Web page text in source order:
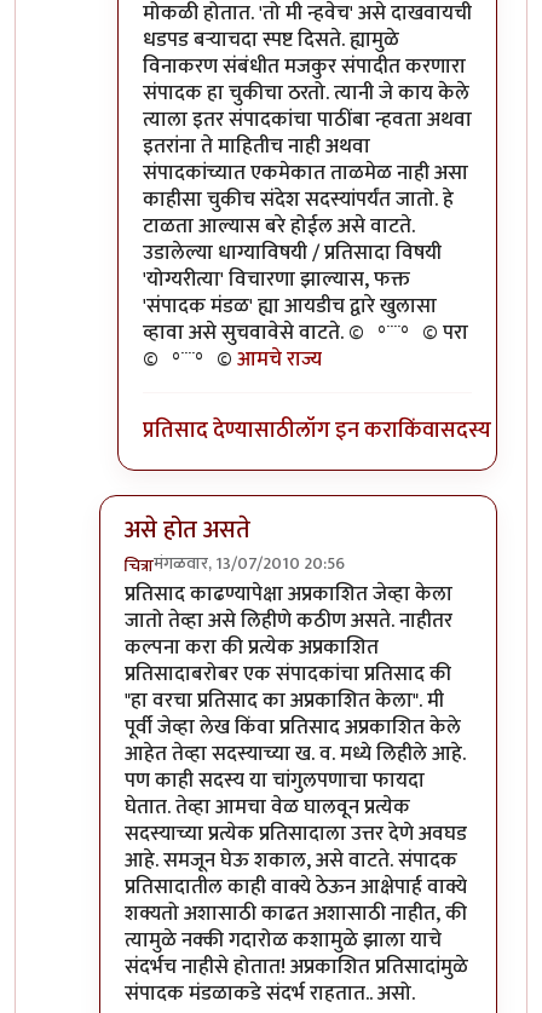
मोकळी होतात. 'तो मी न्हवेच' असे दाखवायची
धडपड बर्‍याचदा स्पष्ट दिसते. ह्यामुळे
विनाकरण संबंधीत मजकुर संपादीत करणारा
संपादक हा चुकीचा ठरतो. त्यानी जे काय केले
त्याला इतर संपादकांचा पाठींबा न्हवता अथवा
इतरांना ते माहितीच नाही अथवा
संपादकांच्यात एकमेकात ताळमेळ नाही असा
काहीसा चुकीच संदेश सदस्यांपर्यंत जातो. हे
टाळता आल्यास बरे होईल असे वाटते.
उडालेल्या धाग्याविषयी / प्रतिसादा विषयी
'योग्यरीत्या' विचारणा झाल्यास, फक्त
'संपादक मंडळ' ह्या आयडीच द्वारे खुलासा
व्हावा असे सुचवावेसे वाटते. ©º°¨¨°º© परा
©º°¨¨°º©आमचे राज्य
प्रतिसाद देण्यासाठीलॉग इन कराकिंवासदस्य व्हा
असे होत असते
चित्रामंगळवार, 13/07/2010 20:56
In reply toसहमत आहेbyलंबूटांग
प्रतिसाद काढण्यापेक्षा अप्रकाशित जेव्हा केला
जातो तेव्हा असे लिहीणे कठीण असते. नाहीतर
कल्पना करा की प्रत्येक अप्रकाशित
प्रतिसादाबरोबर एक संपादकांचा प्रतिसाद की
"हा वरचा प्रतिसाद का अप्रकाशित केला". मी
पूर्वी जेव्हा लेख किंवा प्रतिसाद अप्रकाशित केले
आहेत तेव्हा सदस्याच्या ख. व. मध्ये लिहीले आहे.
पण काही सदस्य या चांगुलपणाचा फायदा
घेतात. तेव्हा आमचा वेळ घालवून प्रत्येक
सदस्याच्या प्रत्येक प्रतिसादाला उत्तर देणे अवघड
आहे. समजून घेऊ शकाल, असे वाटते. संपादक
प्रतिसादातील काही वाक्ये ठेऊन आक्षेपार्ह वाक्ये
शक्यतो अशासाठी काढत अशासाठी नाहीत, की
त्यामुळे नक्की गदारोळ कशामुळे झाला याचे
संदर्भच नाहीसे होतात! अप्रकाशित प्रतिसादांमुळे
संपादक मंडळाकडे संदर्भ राहतात.. असो.